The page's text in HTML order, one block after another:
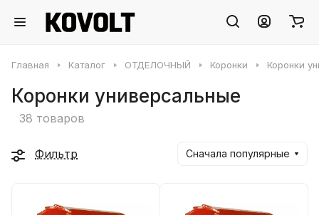
Главная Каталог ОТДЕЛОЧНЫЙ Коронки Коронки
Коронки универсальные
38 товаров
Фильтр Сначала популярные